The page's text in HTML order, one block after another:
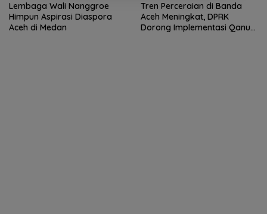
Lembaga Wali Nanggroe
Himpun Aspirasi Diaspora
Aceh di Medan
Tren Perceraian di Banda
Aceh Meningkat, DPRK
Dorong Implementasi Qanun